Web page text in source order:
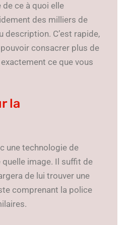
de ce à quoi elle
des milliers de
C’est rapide,
consacrer plus de
ce que vous
la
une technologie de
quelle image. Il suffit de
de lui trouver une
comprenant la police